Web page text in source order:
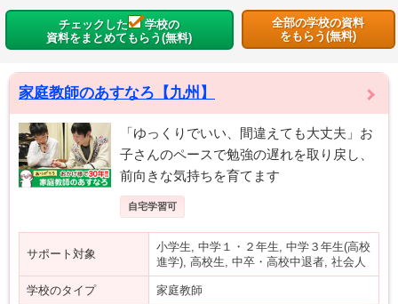
チェックした
学校の
資料をまとめてもらう(無料)
全部の学校の資料
をもらう(無料)
家庭教師のあすなろ【九州】
「ゆっくりでいい、間違えても大丈夫」お
子さんのペースで勉強の遅れを取り戻し、
前向きな気持ちを育てます
自宅学習可
サポート対象
小学生, 中学１・２年生, 中学３年生(高校
進学), 高校生, 中卒・高校中退者, 社会人
学校のタイプ 家庭教師